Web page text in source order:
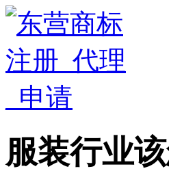
服装行业